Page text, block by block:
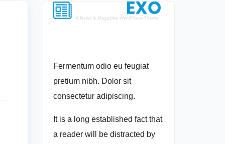
Fermentum odio eu feugiat
pretium nibh. Dolor sit
consectetur adipiscing.
It is a long established fact that
a reader will be distracted by